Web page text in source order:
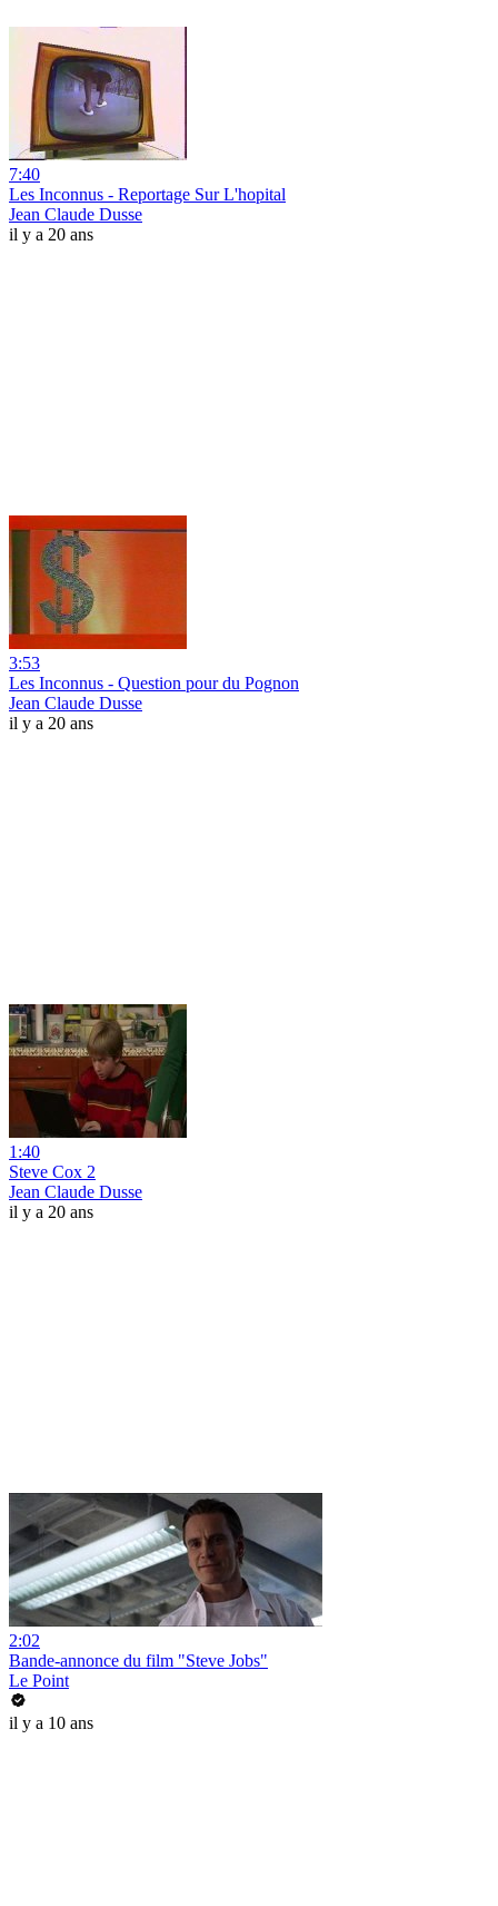
7:40
Les Inconnus - Reportage Sur L'hopital
Jean Claude Dusse
il y a 20 ans
3:53
Les Inconnus - Question pour du Pognon
Jean Claude Dusse
il y a 20 ans
1:40
Steve Cox 2
Jean Claude Dusse
il y a 20 ans
2:02
Bande-annonce du film "Steve Jobs"
Le Point
il y a 10 ans